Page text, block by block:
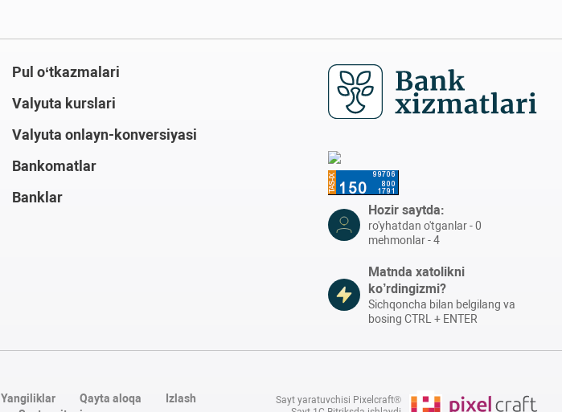
Pul o‘tkazmalari
Valyuta kurslari
Valyuta onlayn-konversiyasi
Bankomatlar
Banklar
Hozir saytda:
ro'yhatdan o'tganlar - 0
mehmonlar - 4
Matnda xatolikni
ko’rdingizmi?
Sichqoncha bilan belgilang va
bosing CTRL + ENTER
Yangiliklar Qayta aloqa
Izlash
Sayt yaratuvchisi Pixelcraft®